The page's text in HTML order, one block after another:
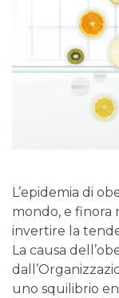
L’epidemia di
mondo, e finora
invertire la
La causa
uno squilibrio